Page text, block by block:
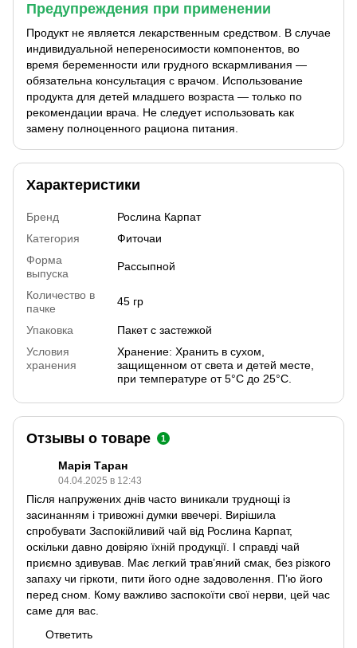
Предупреждения при применении
Продукт не является лекарственным средством. В случае
индивидуальной непереносимости компонентов, во
время беременности или грудного вскармливания —
обязательна консультация с врачом. Использование
продукта для детей младшего возраста — только по
рекомендации врача. Не следует использовать как
замену полноценного рациона питания.
Характеристики
Бренд
Рослина Карпат
Категория
Фиточаи
Форма
выпуска
Рассыпной
Количество в
пачке
45 гр
Упаковка
Пакет с застежкой
Условия
хранения
Хранение: Хранить в сухом,
защищенном от света и детей месте,
при температуре от 5°С до 25°С.
Отзывы о товаре 1
Марія Таран
04.04.2025 в 12:43
Після напружених днів часто виникали труднощі із
засинанням і тривожні думки ввечері. Вирішила
спробувати Заспокійливий чай від Рослина Карпат,
оскільки давно довіряю їхній продукції. І справді чай
приємно здивував. Має легкий трав’яний смак, без різкого
запаху чи гіркоти, пити його одне задоволення. Пʼю його
перед сном. Кому важливо заспокоїти свої нерви, цей час
саме для вас.
Ответить